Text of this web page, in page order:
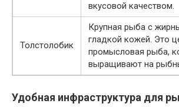
вкусовой качеством.
Толстолобик
Крупная рыба с
гладкой кожей. Это
промысловая рыба,
выращивают на
Удобная инфраструктура для